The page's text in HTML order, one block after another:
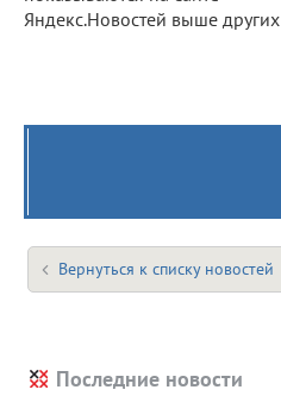
Яндекс.Новостей выше других
Вернуться к списку новостей
Последние новости